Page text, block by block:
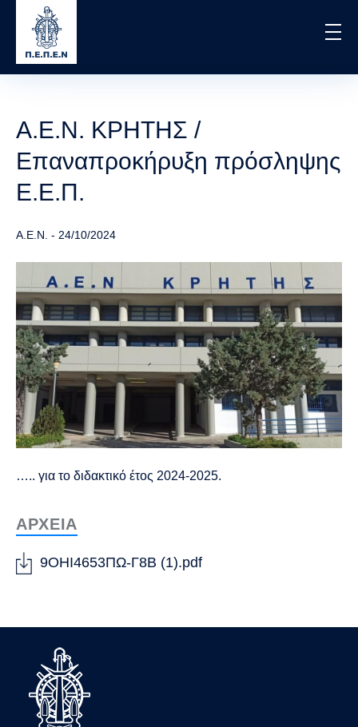
content
Α.Ε.Ν. ΚΡΗΤΗΣ /
Επαναπροκήρυξη πρόσληψης
Ε.Ε.Π.
Α.Ε.Ν. - 24/10/2024
….. για το διδακτικό έτος 2024-2025.
ΑΡΧΕΙΑ
9ΟΗΙ4653ΠΩ-Γ8Β (1).pdf